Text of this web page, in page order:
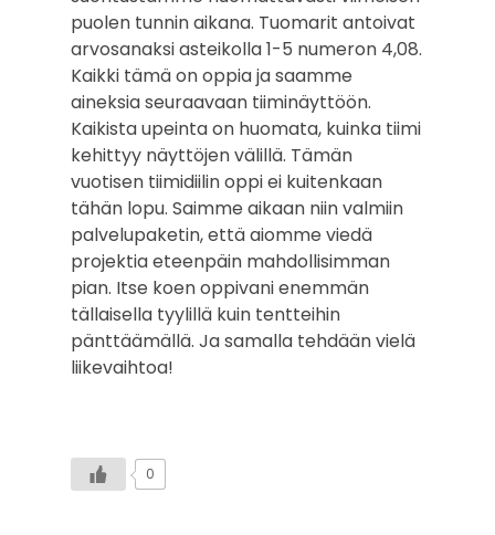
puolen tunnin aikana. Tuomarit antoivat
arvosanaksi asteikolla 1-5 numeron 4,08.
Kaikki tämä on oppia ja saamme
aineksia seuraavaan tiiminäyttöön.
Kaikista upeinta on huomata, kuinka tiimi
kehittyy näyttöjen välillä. Tämän
vuotisen tiimidiilin oppi ei kuitenkaan
tähän lopu. Saimme aikaan niin valmiin
palvelupaketin, että aiomme viedä
projektia eteenpäin mahdollisimman
pian. Itse koen oppivani enemmän
tällaisella tyylillä kuin tentteihin
pänttäämällä. Ja samalla tehdään vielä
liikevaihtoa!
0